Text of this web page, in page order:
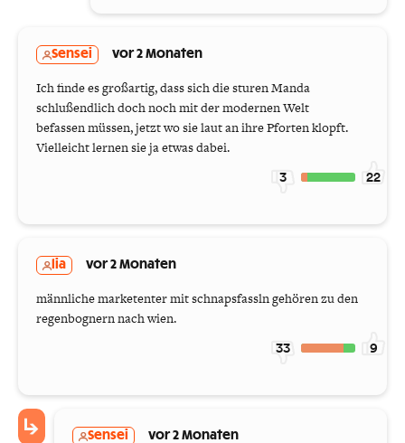
Sensei vor 2 Monaten
Ich finde es großartig, dass sich die sturen Manda
schlußendlich doch noch mit der modernen Welt
befassen müssen, jetzt wo sie laut an ihre Pforten klopft.
Vielleicht lernen sie ja etwas dabei.
3 22
lia vor 2 Monaten
männliche marketenter mit schnapsfassln gehören zu den
regenbognern nach wien.
33 9
Sensei vor 2 Monaten